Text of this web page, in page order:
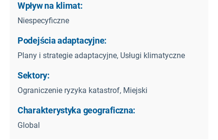
Wpływ na klimat:
Niespecyficzne
Podejścia adaptacyjne:
Plany i strategie adaptacyjne, Usługi klimatyczne
Sektory:
Ograniczenie ryzyka katastrof, Miejski
Charakterystyka geograficzna:
Global